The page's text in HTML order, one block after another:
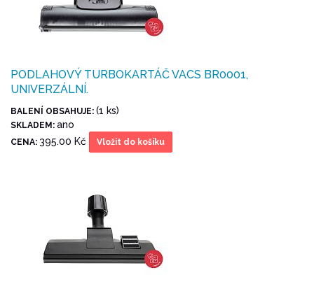
PODLAHOVÝ TURBOKARTÁČ VACS BR0001,
UNIVERZÁLNÍ.
BALENÍ OBSAHUJE: (1 ks)
SKLADEM: ano
CENA: 395.00 Kč Vložit do košíku